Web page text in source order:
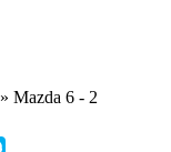
» Mazda 6 - 2